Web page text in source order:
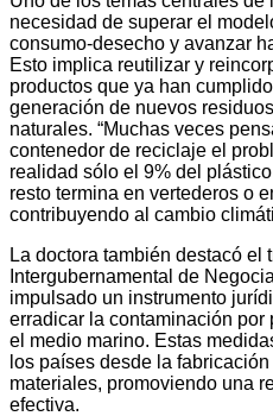
necesidad de superar el
consumo-desecho y avanzar
Esto implica reutilizar y
productos que ya han
generación de nuevos
naturales. “Muchas veces
contenedor de reciclaje el
realidad sólo el 9% del
resto termina en vertederos o
contribuyendo al cambio
La doctora también destacó el
Intergubernamental de
impulsado un instrumento
erradicar la contaminación por
el medio marino. Estas
los países desde la
materiales, promoviendo una
efectiva.